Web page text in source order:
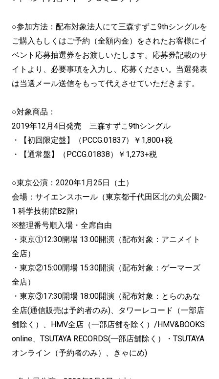
○参加方法：配布対象法人にて三森すずこ9thシングルを
ご購入もしくはご予約（全額内金）をされたお客様にイ
ベント応募抽選券をお渡しいたします。応募券記載のサ
イトより、必要事項を入力し、応募ください。当選発表
は当選メール送信をもって代えさせていただきます。
○対象商品：
2019年12月4日発売 三森すずこ9thシングル
・【初回限定盤】（PCCG.01837）￥1,800+税
・【通常盤】（PCCG.01838）￥1,273+税
○東京公演：2020年1月25日（土）
会場：サイエンスホール（東京都千代田区北の丸公園2-
1 科学技術館B2階）
※整理番号順入場・全席自由
・東京①12:30開場 13:00開演（配布対象：アニメイト
全店）
・東京②15:00開場 15:30開演（配布対象：ゲーマーズ
全店）
・東京③17:30開場 18:00開演（配布対象：とらのあな
全店(通信販売は予約者のみ)、タワーレコード（一部店
舗除く）、HMV全店（一部店舗を除く）/HMV&BOOKS
online、TSUTAYA RECORDS(一部店舖除く）・TSUTAYA
オンライン（予約者のみ）、きゃにめ)